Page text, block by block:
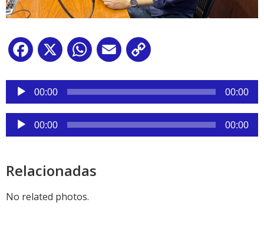
Facebook
X WhatsApp
Email
Reproductor
audio
00:00 00:00
Reproductor
de
00:00 00:00
Relacionadas
No related photos.